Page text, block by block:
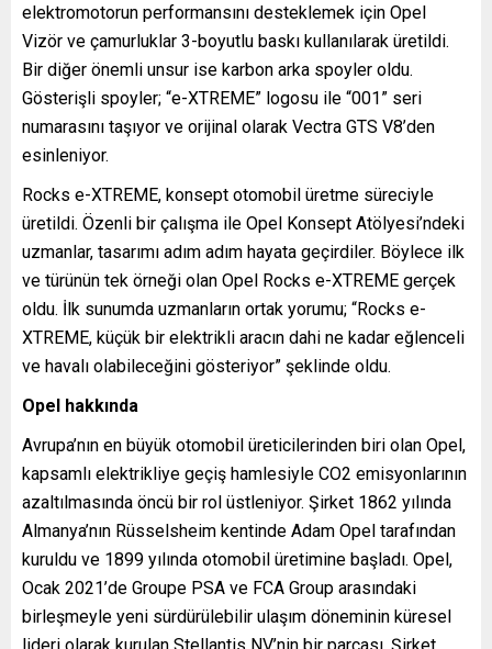
elektromotorun performansını desteklemek için Opel
Vizör ve çamurluklar 3-boyutlu baskı kullanılarak üretildi.
Bir diğer önemli unsur ise karbon arka spoyler oldu.
Gösterişli spoyler; “e-XTREME” logosu ile “001” seri
numarasını taşıyor ve orijinal olarak Vectra GTS V8’den
esinleniyor.
Rocks e-XTREME, konsept otomobil üretme süreciyle
üretildi. Özenli bir çalışma ile Opel Konsept Atölyesi’ndeki
uzmanlar, tasarımı adım adım hayata geçirdiler. Böylece ilk
ve türünün tek örneği olan Opel Rocks e-XTREME gerçek
oldu. İlk sunumda uzmanların ortak yorumu; “Rocks e-
XTREME, küçük bir elektrikli aracın dahi ne kadar eğlenceli
ve havalı olabileceğini gösteriyor” şeklinde oldu.
Opel hakkında
Avrupa’nın en büyük otomobil üreticilerinden biri olan Opel,
kapsamlı elektrikliye geçiş hamlesiyle CO2 emisyonlarının
azaltılmasında öncü bir rol üstleniyor. Şirket 1862 yılında
Almanya’nın Rüsselsheim kentinde Adam Opel tarafından
kuruldu ve 1899 yılında otomobil üretimine başladı. Opel,
Ocak 2021’de Groupe PSA ve FCA Group arasındaki
birleşmeyle yeni sürdürülebilir ulaşım döneminin küresel
lideri olarak kurulan Stellantis NV’nin bir parçası. Şirket,